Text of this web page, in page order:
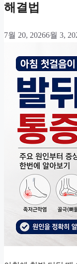
해결법
7월 20, 20266월 3,